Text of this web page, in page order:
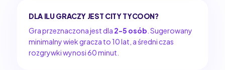
DLA ILU GRACZY JEST CITY TYCOON?
Gra przeznaczona jest dla 2-5 osób . Sugerowany
minimalny wiek gracza to 10 lat, a średni czas
rozgrywki wynosi 60 minut.